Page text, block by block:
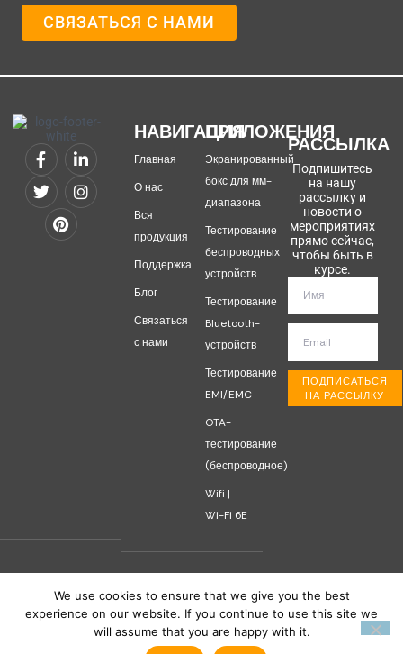
СВЯЗАТЬСЯ С НАМИ
НАВИГАЦИЯ
Главная
О нас
Вся
продукция
Поддержка
Блог
Связаться
с нами
ПРИЛОЖЕНИЯ
Экранированный
бокс для мм-
диапазона
Тестирование
беспроводных
устройств
Тестирование
Bluetooth-
устройств
Тестирование
EMI/EMC
OTA-
тестирование
(беспроводное)
Wifi |
Wi-Fi 6E
РАССЫЛКА
Подпишитесь
на нашу
рассылку и
новости о
мероприятиях
прямо сейчас,
чтобы быть в
курсе.
ПОДПИСАТЬСЯ
НА РАССЫЛКУ
Авторское право © 2026 Labifix, Все права защищены. Работает на IUGALE.
We use cookies to ensure that we give you the best
experience on our website. If you continue to use this site we
will assume that you are happy with it.